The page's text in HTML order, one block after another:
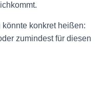
könnte konkret heißen:
zumindest für diesen